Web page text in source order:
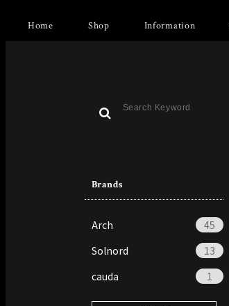
Home Shop Information
Brands
Arch
45
Solnord
13
cauda
1